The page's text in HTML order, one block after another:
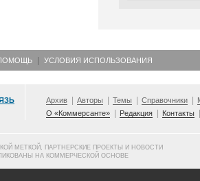
УСЛОВИЯ ИСПОЛЬЗОВАНИЯ
Архив Авторы Темы Справочники
О «Коммерсанте»
Редакция Контакты
МЕТКОЙ, ПАРТНЕРСКИЕ ПРОЕКТЫ И НОВОСТИ
НА КОММЕРЧЕСКОЙ ОСНОВЕ